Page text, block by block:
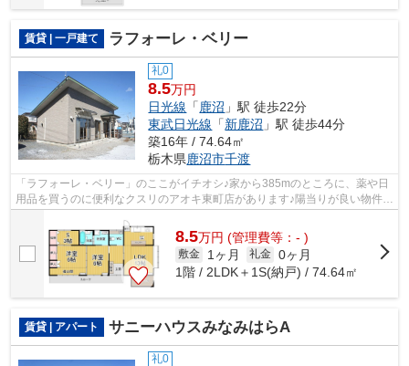
賃貸 | 一戸建て ラフォーレ・ベリー
礼0
8.5万円
日光線 「 鹿沼 」駅 徒歩22分
東武日光線 「新鹿沼 」駅 徒歩44分
築16年 / 74.64㎡
栃木県鹿沼市千渡
「ラフォーレ・ベリー」のここがイチオシ♪家から385mのところに、薬や日
用品を買うのに便利なクスリのアオキ東町店があります♪陽当りが良い物件で
8.5万円 (管理費等：- )
敷金 1ヶ月 礼金 0ヶ月
1階 / 2LDK＋1S(納戸) / 74.64㎡
賃貸 | アパート サニーハウスみなみはらA
礼0